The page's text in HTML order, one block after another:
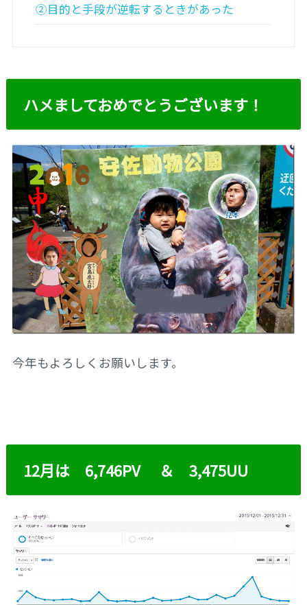
②目的と手段が逆転するときがあった
ハメましておめでとうございます！
今年もよろしくお願いします。
12月は 6,746PV ＆ 3,475UU